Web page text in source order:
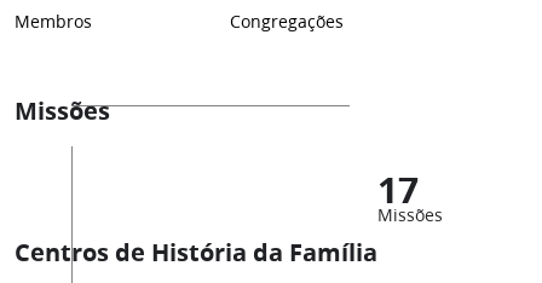
Membros Congregações
Missões
17
Missões
Centros de História da Família